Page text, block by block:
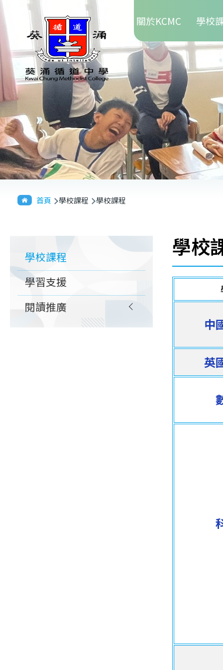
移至主內容
navigation
關於KCMC 學校
導
航
結
首頁 學校課程 學校課程
學校
中
英
navigation
學校課程
學習支援
閱讀推廣